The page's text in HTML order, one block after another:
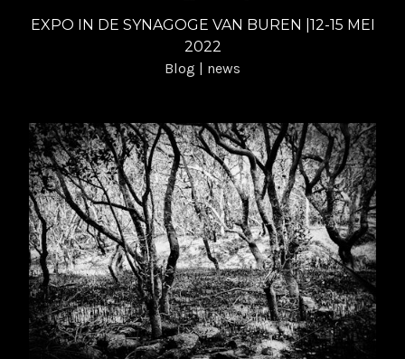
EXPO IN DE SYNAGOGE VAN BUREN |12-15 MEI
2022
Blog | news